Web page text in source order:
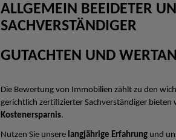
ALLGEMEIN BEEIDETER
SACHVERSTÄNDIGER
GUTACHTEN UND
Die Bewertung von Immobilien zählt zu den
gerichtlich zertifizierter Sachverständiger bieten
Kostenersparnis.
Nutzen Sie unsere langjährige Erfahrung und